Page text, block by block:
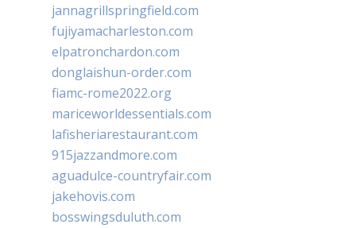
jannagrillspringfield.com
fujiyamacharleston.com
elpatronchardon.com
donglaishun-order.com
fiamc-rome2022.org
mariceworldessentials.com
lafisheriarestaurant.com
915jazzandmore.com
aguadulce-countryfair.com
jakehovis.com
bosswingsduluth.com